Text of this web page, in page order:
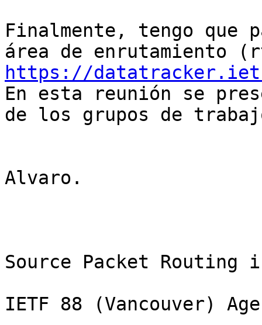
Finalmente, tengo
https://
En esta reunión se
de los grupos de
Alvaro.
Source Packet Routing
IETF 88 (Vancouver)